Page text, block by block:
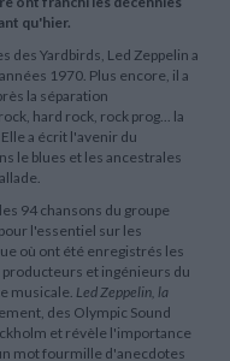
qu'hier.
des Yardbirds, Led Zeppelin a
1970. Plus encore, il a
la séparation
hard rock, rock prog... la
a écrit l'avenir du
le blues et les ancestrales
94 chansons du groupe
l'essentiel sur les
où ont été enregistrés les
et ingénieurs du
musicale. Led Zeppelin, la
des Olympic Sound
et révèle l'importance
mot fourmille d'anecdotes